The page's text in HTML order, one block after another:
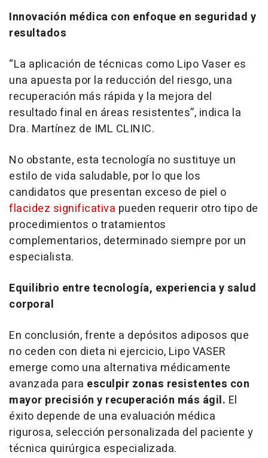
Innovación médica con enfoque en seguridad y
resultados
“La aplicación de técnicas como Lipo Vaser es
una apuesta por la reducción del riesgo, una
recuperación más rápida y la mejora del
resultado final en áreas resistentes”, indica la
Dra. Martínez de IML CLINIC.
No obstante, esta tecnología no sustituye un
estilo de vida saludable, por lo que los
candidatos que presentan exceso de piel o
flacidez significativa pueden requerir otro tipo de
procedimientos o tratamientos
complementarios, determinado siempre por un
especialista.
Equilibrio entre tecnología, experiencia y salud
corporal
En conclusión, frente a depósitos adiposos que
no ceden con dieta ni ejercicio, Lipo VASER
emerge como una alternativa médicamente
avanzada para esculpir zonas resistentes con
mayor precisión y recuperación más ágil. El
éxito depende de una evaluación médica
rigurosa, selección personalizada del paciente y
técnica quirúrgica especializada.